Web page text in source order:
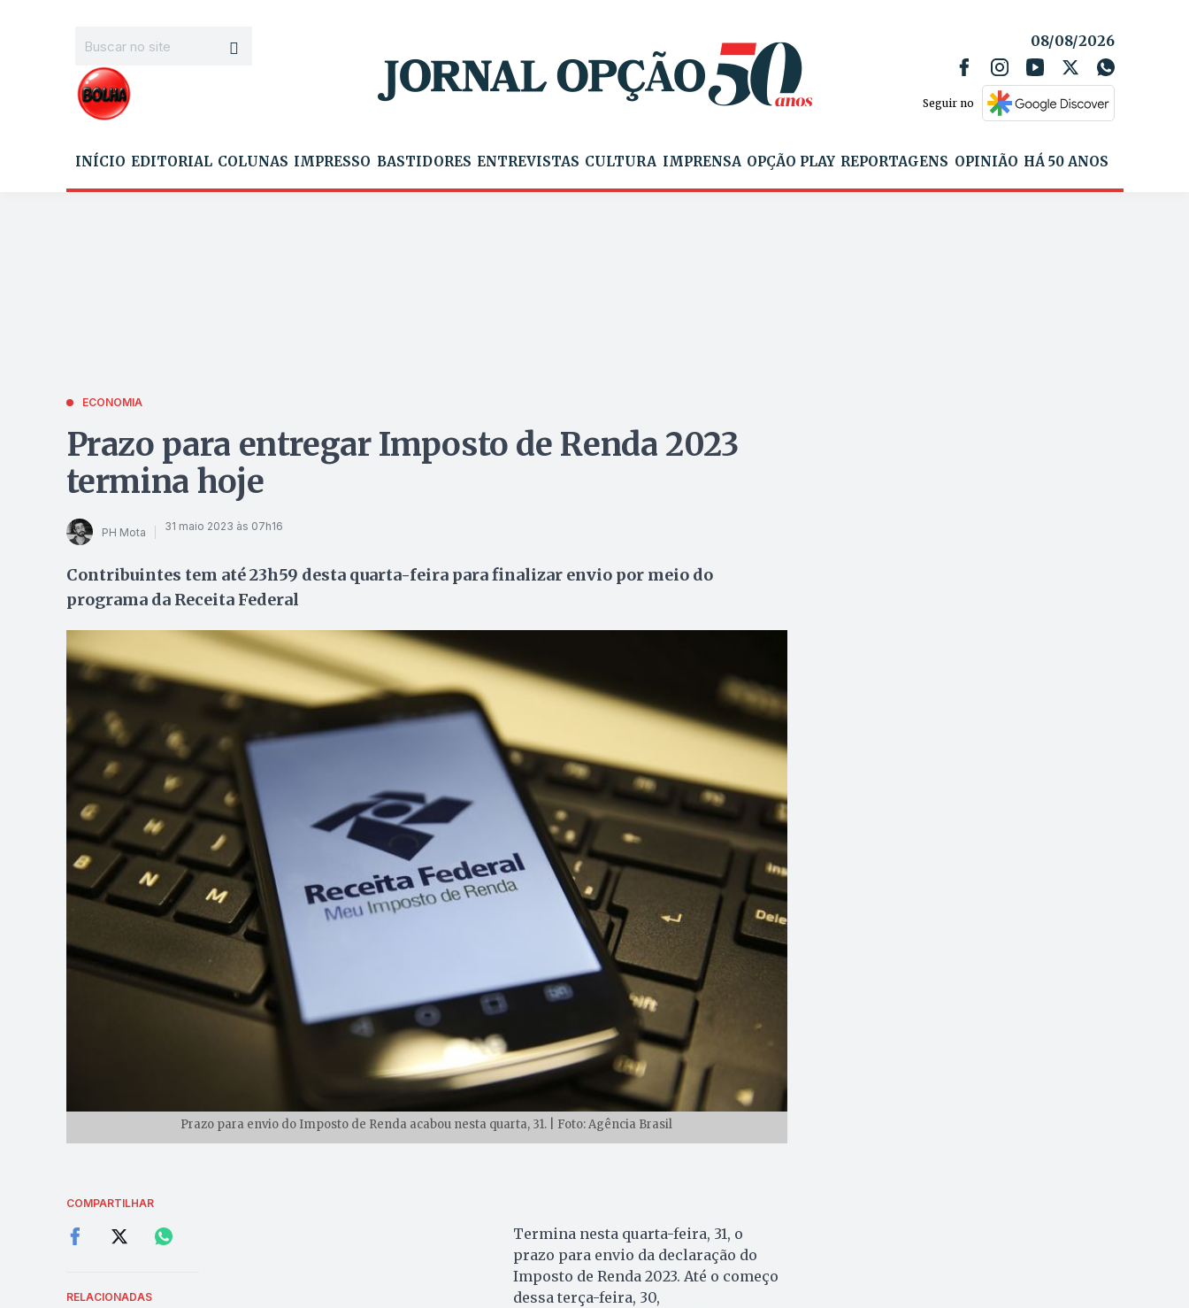
08/08/2026
Seguir no
INÍCIO EDITORIAL COLUNAS IMPRESSO BASTIDORES ENTREVISTAS CULTURA IMPRENSA OPÇÃO PLAY REPORTAGENS OPINIÃO HÁ 50 ANOS
ECONOMIA
Prazo para entregar Imposto de Renda 2023
termina hoje
PH Mota 31 maio 2023 às 07h16
Contribuintes tem até 23h59 desta quarta-feira para finalizar envio por meio do
programa da Receita Federal
Prazo para envio do Imposto de Renda acabou nesta quarta, 31. | Foto: Agência Brasil
COMPARTILHAR
RELACIONADAS
Termina nesta quarta-feira, 31, o
prazo para envio da declaração do
Imposto de Renda 2023. Até o começo
dessa terça-feira, 30,